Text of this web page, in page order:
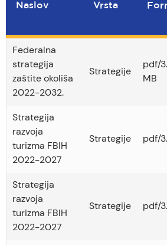
Naslov Vrsta
Federalna
strategija
zaštite okoliša
2022-2032.
Strategije
pdf/
MB
Strategija
razvoja
turizma FBIH
2022-2027
Strategije pdf/
Strategija
razvoja
turizma FBIH
2022-2027
Strategije pdf/